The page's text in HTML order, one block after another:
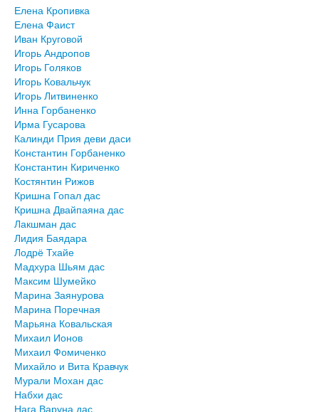
Елена Кропивка
Елена Фаист
Иван Круговой
Игорь Андропов
Игорь Голяков
Игорь Ковальчук
Игорь Литвиненко
Инна Горбаненко
Ирма Гусарова
Калинди Прия деви даси
Константин Горбаненко
Константин Кириченко
Костянтин Рижов
Кришна Гопал дас
Кришна Двайпаяна дас
Лакшман дас
Лидия Баядара
Лодрё Тхайе
Мадхура Шьям дас
Максим Шумейко
Марина Заянурова
Марина Поречная
Марьяна Ковальская
Михаил Ионов
Михаил Фомиченко
Михайло и Вита Кравчук
Мурали Мохан дас
Набхи дас
Нага Варуна дас